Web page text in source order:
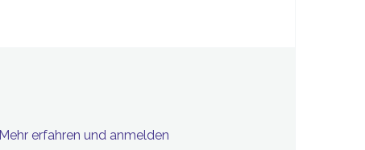
Mehr erfahren und anmelden